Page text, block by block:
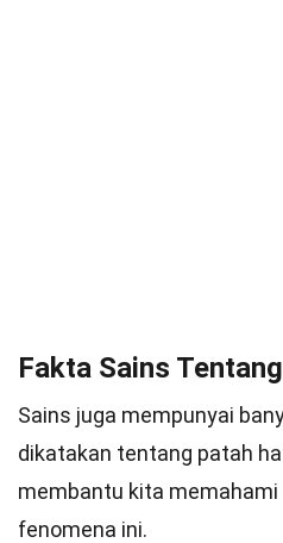
Fakta Sains
Sains juga mempunyai
dikatakan tentang patah
membantu kita
fenomena ini.